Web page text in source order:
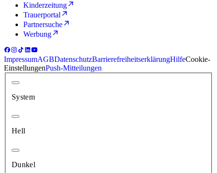
Kinderzeitung
Trauerportal
Partnersuche
Werbung
ImpressumAGBDatenschutzBarrierefreiheitserklärungHilfeCookie-
EinstellungenPush-Mitteilungen
System
Hell
Dunkel